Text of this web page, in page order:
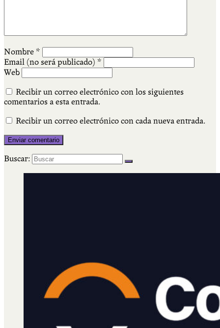
Nombre *
Email (no será publicado) *
Web
Recibir un correo electrónico con los siguientes
comentarios a esta entrada.
Recibir un correo electrónico con cada nueva entrada.
Buscar: